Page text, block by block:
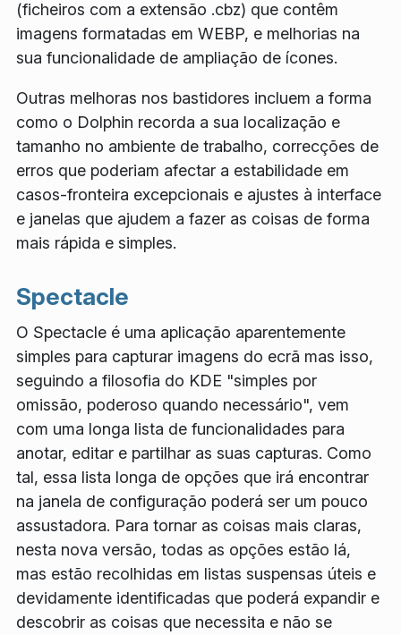
(ficheiros com a extensão .cbz) que contêm
imagens formatadas em WEBP, e melhorias na
sua funcionalidade de ampliação de ícones.
Outras melhoras nos bastidores incluem a forma
como o Dolphin recorda a sua localização e
tamanho no ambiente de trabalho, correcções de
erros que poderiam afectar a estabilidade em
casos-fronteira excepcionais e ajustes à interface
e janelas que ajudem a fazer as coisas de forma
mais rápida e simples.
Spectacle
O Spectacle é uma aplicação aparentemente
simples para capturar imagens do ecrã mas isso,
seguindo a filosofia do KDE "simples por
omissão, poderoso quando necessário", vem
com uma longa lista de funcionalidades para
anotar, editar e partilhar as suas capturas. Como
tal, essa lista longa de opções que irá encontrar
na janela de configuração poderá ser um pouco
assustadora. Para tornar as coisas mais claras,
nesta nova versão, todas as opções estão lá,
mas estão recolhidas em listas suspensas úteis e
devidamente identificadas que poderá expandir e
descobrir as coisas que necessita e não se